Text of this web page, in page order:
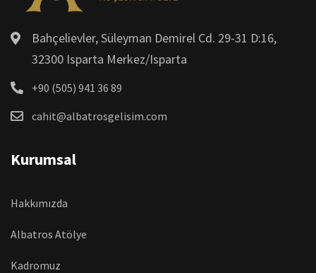
Bahçelievler, Süleyman Demirel Cd. 29-31 D:16,
32300 Isparta Merkez/Isparta
+90 (505) 941 36 89
cahit@albatrosgelisim.com
Kurumsal
Hakkımızda
Albatros Atölye
Kadromuz